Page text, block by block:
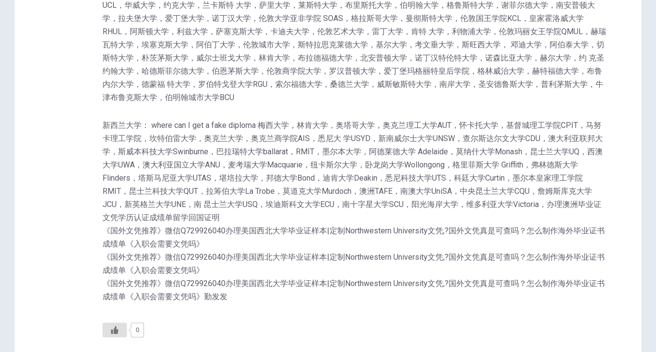
UCL，华威大学，约克大学，兰卡斯特 大学，萨里大学，莱斯特大学，布里斯托大学，伯明翰大学，格鲁斯特大学，谢菲尔德大学，南安普顿大
学，拉夫堡大学，爱丁堡大学，诺丁汉大学，伦敦大学亚非学院 SOAS，格拉斯哥大学，曼彻斯特大学，伦敦国王学院KCL，皇家霍洛威大学
RHUL，阿斯顿大学，利兹大学，萨塞克斯大学，卡迪夫大学，伦敦艺术大学，雷丁大学，肯特 大学，利物浦大学，伦敦玛丽女王学院QMUL，赫瑞
瓦特大学，埃塞克斯大学，阿伯丁大学，伦敦城市大学，斯特拉思克莱德大学，基尔大学，考文垂大学，斯旺西大学， 邓迪大学，阿伯泰大学，切
斯特大学，朴茨茅斯大学，威尔士班戈大学，林肯大学，布拉德福德大学，北安普顿大学，诺丁汉特伦特大学，诺森比亚大学，赫尔大学，约 克圣
约翰大学，哈德斯菲尔德大学，伯恩茅斯大学，伦敦商学院大学，罗汉普顿大学，爱丁堡玛格丽特皇后学院，格林威治大学，赫特福德大学，布鲁
内尔大学，德蒙福 特大学，罗伯特戈登大学RGU，索尔福德大学，桑德兰大学，威斯敏斯特大学，南岸大学，圣安德鲁斯大学，普利茅斯大学，牛
津布鲁克斯大学，伯明翰城市大学BCU
新西兰大学： where can I get a fake diploma 梅西大学，林肯大学，奥塔哥大学，奥克兰理工大学AUT，怀卡托大学，基督城理工学院CPIT，马努
卡理工学院，坎特伯雷大学，奥克兰大学，奥克兰商学院AIS，悉尼大 学USYD，新南威尔士大学UNSW，查尔斯达尔文大学CDU，澳大利亚联邦大
学，斯威本科技大学Swinburne，巴拉瑞特大学ballarat，RMIT，墨尔本大学，阿德莱德大学 Adelaide，莫纳什大学Monash，昆士兰大学UQ，西澳
大学UWA，澳大利亚国立大学ANU，麦考瑞大学Macquarie，纽卡斯尔大学，卧龙岗大学Wollongong，格里菲斯大学 Griffith，弗林德斯大学
Flinders，塔斯马尼亚大学UTAS，堪培拉大学，邦德大学Bond，迪肯大学Deakin，悉尼科技大学UTS，科廷大学Curtin，墨尔本皇家理工学院
RMIT，昆士兰科技大学QUT，拉筹伯大学La Trobe，莫道克大学Murdoch，澳洲TAFE，南澳大学UniSA，中央昆士兰大学CQU，詹姆斯库克大学
JCU，新英格兰大学UNE，南 昆士兰大学USQ，埃迪斯科文大学ECU，南十字星大学SCU，阳光海岸大学，维多利亚大学Victoria，办理澳洲毕业证
文凭学历认证成绩单留学回国证明
《国外文凭推荐》微信Q729926040办理美国西北大学毕业证样本|定制Northwestern University文凭,?国外文凭真是可查吗？怎么制作海外毕业证书
成绩单《入职会需要文凭吗》
《国外文凭推荐》微信Q729926040办理美国西北大学毕业证样本|定制Northwestern University文凭,?国外文凭真是可查吗？怎么制作海外毕业证书
成绩单《入职会需要文凭吗》
《国外文凭推荐》微信Q729926040办理美国西北大学毕业证样本|定制Northwestern University文凭,?国外文凭真是可查吗？怎么制作海外毕业证书
成绩单《入职会需要文凭吗》勤发发
0